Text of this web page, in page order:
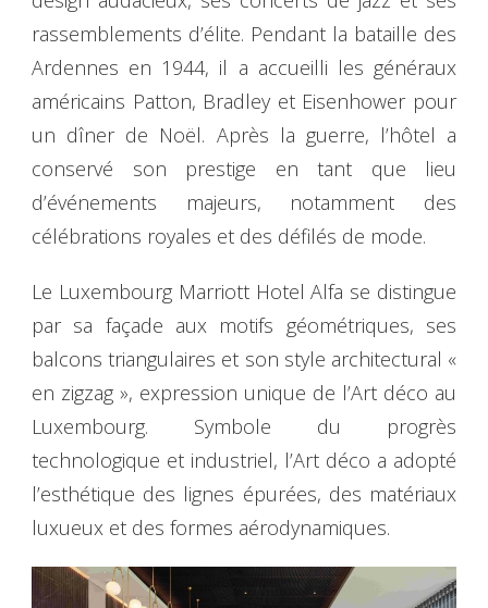
rassemblements d’élite. Pendant la bataille des
Ardennes en 1944, il a accueilli les généraux
américains Patton, Bradley et Eisenhower pour
un dîner de Noël. Après la guerre, l’hôtel a
conservé son prestige en tant que lieu
d’événements majeurs, notamment des
célébrations royales et des défilés de mode.
Le Luxembourg Marriott Hotel Alfa se distingue
par sa façade aux motifs géométriques, ses
balcons triangulaires et son style architectural «
en zigzag », expression unique de l’Art déco au
Luxembourg. Symbole du progrès
technologique et industriel, l’Art déco a adopté
l’esthétique des lignes épurées, des matériaux
luxueux et des formes aérodynamiques.